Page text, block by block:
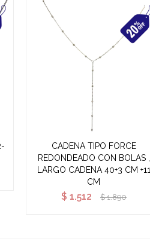
CADENA TIPO FORCE
REDONDEADO CON BOLAS ,
LARGO CADENA 40+3 CM +11
CM
$ 1.512 $ 1.890